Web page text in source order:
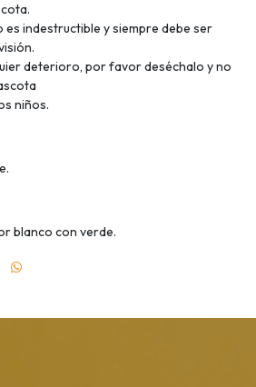
es indestructible y siempre debe ser
deterioro, por favor deséchalo y no
niños.
blanco con verde.